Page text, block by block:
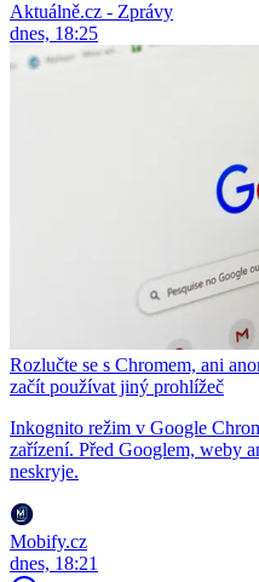
Aktuálně.cz - Zprávy
dnes, 18:25
Rozlučte se s Chromem, ani
začít používat jiný prohlížeč
Inkognito režim v Google
zařízení. Před Googlem, weby
neskryje.
Mobify.cz
dnes, 18:21